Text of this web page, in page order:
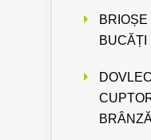
BRIOȘE
BUCĂȚI